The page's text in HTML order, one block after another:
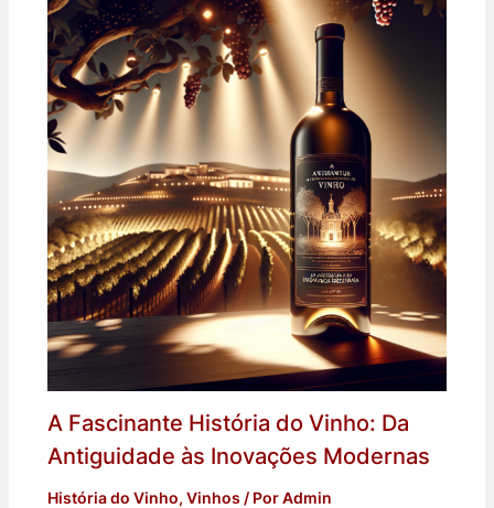
A Fascinante História do Vinho: Da
Antiguidade às Inovações Modernas
História do Vinho, Vinhos / PorAdmin